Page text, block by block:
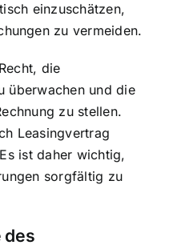
einzuschätzen,
zu vermeiden.
die
überwachen und die
zu stellen.
Leasingvertrag
ist daher wichtig,
sorgfältig zu
des